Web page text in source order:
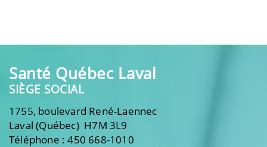
Santé Québec Laval
SIÈGE SOCIAL
1755, boulevard René-Laennec
Laval (Québec) H7M 3L9
Téléphone : 450 668-1010